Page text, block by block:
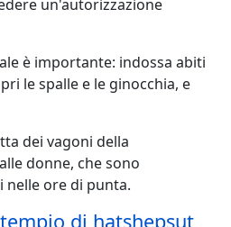
un'autorizzazione
è importante: indossa abiti
le spalle e le ginocchia, e
dei vagoni della
donne, che sono
ore di punta.
di hatshepsut